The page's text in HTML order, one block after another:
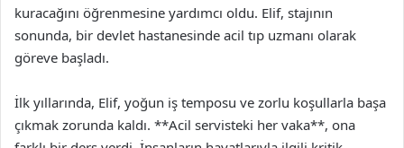
kuracağını öğrenmesine yardımcı oldu. Elif, stajının
sonunda, bir devlet hastanesinde acil tıp uzmanı olarak
göreve başladı.
İlk yıllarında, Elif, yoğun iş temposu ve zorlu koşullarla başa
çıkmak zorunda kaldı. **Acil servisteki her vaka**, ona